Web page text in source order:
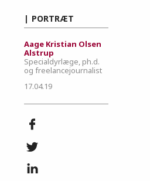
PORTRÆT
Aage Kristian Olsen
Alstrup
Specialdyrlæge, ph.d.
og freelancejournalist
17.04.19